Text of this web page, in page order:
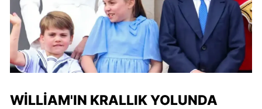
WILLIAM'IN KRALLIK YOLUNDA